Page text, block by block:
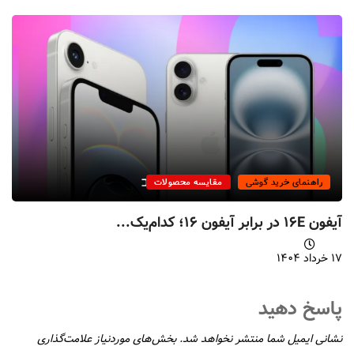
راهنمای خرید گوشی مقایسه محصولات
آیفون ۱۶E در برابر آیفون ۱۶؛ کدام‌یک...
۱۷ خرداد ۱۴۰۴
پاسخ دهید
نشانی ایمیل شما منتشر نخواهد شد. بخش‌های موردنیاز علامت‌گذاری